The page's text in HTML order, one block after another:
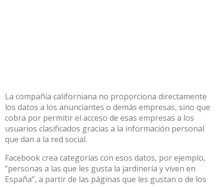
La compañía californiana no proporciona directamente
los datos a los anunciantes o demás empresas, sino que
cobra por permitir el acceso de esas empresas a los
usuarios clasificados gracias a la información personal
que dan a la red social.
Facebook crea categorías con esos datos, por ejemplo,
“personas a las que les gusta la jardinería y viven en
España”, a partir de las páginas que les gustan o de los